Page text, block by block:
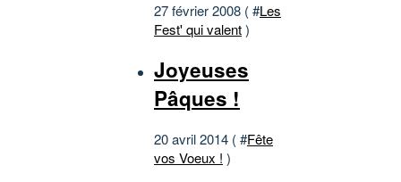
27 février 2008 ( #Les
Fest' qui valent)
Joyeuses
Pâques !
20 avril 2014 ( #Fête
vos Voeux ! )